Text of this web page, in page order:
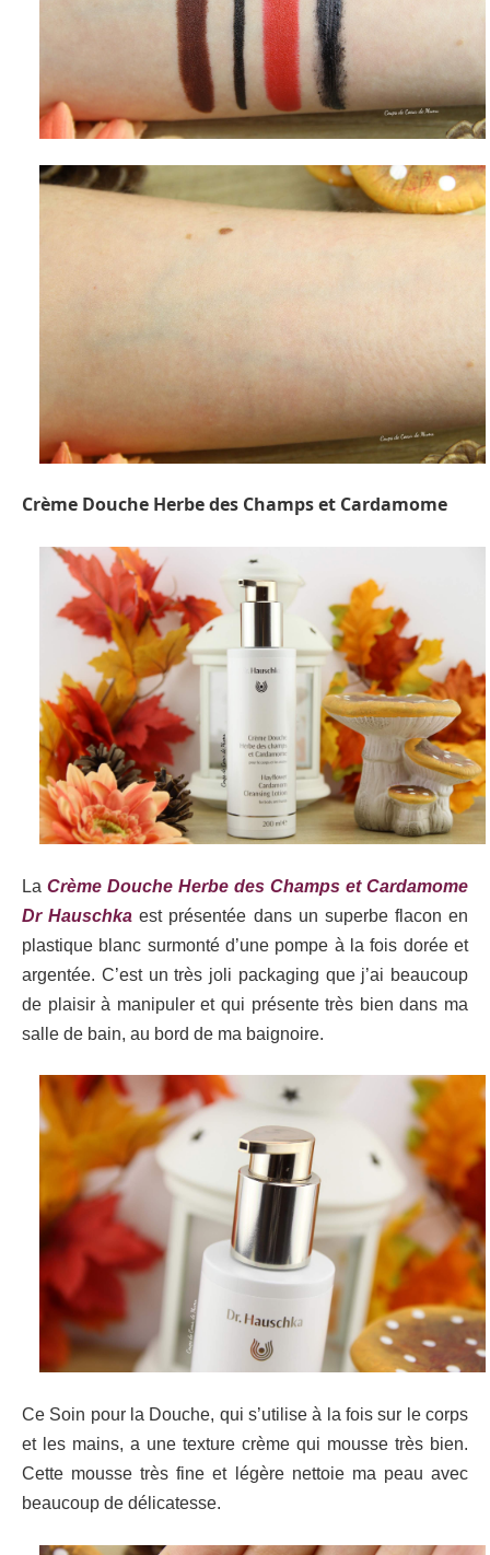
Crème Douche Herbe des Champs et Cardamome
La Crème Douche Herbe des Champs et Cardamome
Dr Hauschka est présentée dans un superbe flacon en
plastique blanc surmonté d’une pompe à la fois dorée et
argentée. C’est un très joli packaging que j’ai beaucoup
de plaisir à manipuler et qui présente très bien dans ma
salle de bain, au bord de ma baignoire.
Ce Soin pour la Douche, qui s’utilise à la fois sur le corps
et les mains, a une texture crème qui mousse très bien.
Cette mousse très fine et légère nettoie ma peau avec
beaucoup de délicatesse.